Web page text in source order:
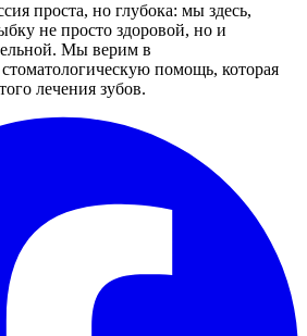
проста, но глубока: мы здесь,
не просто здоровой, но и
Мы верим в
помощь, которая
лечения зубов.